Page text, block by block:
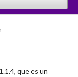
que es un